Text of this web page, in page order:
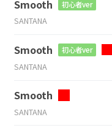
Smooth 初心者ver
SANTANA
Smooth 初心者ver
SANTANA
Smooth
SANTANA